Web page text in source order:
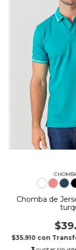
Chomba de
$35.910 con